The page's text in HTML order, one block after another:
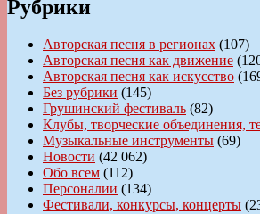
Рубрики
Авторская песня в регионах (107)
Авторская песня как движение
Авторская песня как искусство
Без рубрики (145)
Грушинский фестиваль (82)
Клубы, творческие объединения,
Музыкальные инструменты (69)
Новости (42 062)
Обо всем (112)
Персоналии (134)
Фестивали, конкурсы, концерты